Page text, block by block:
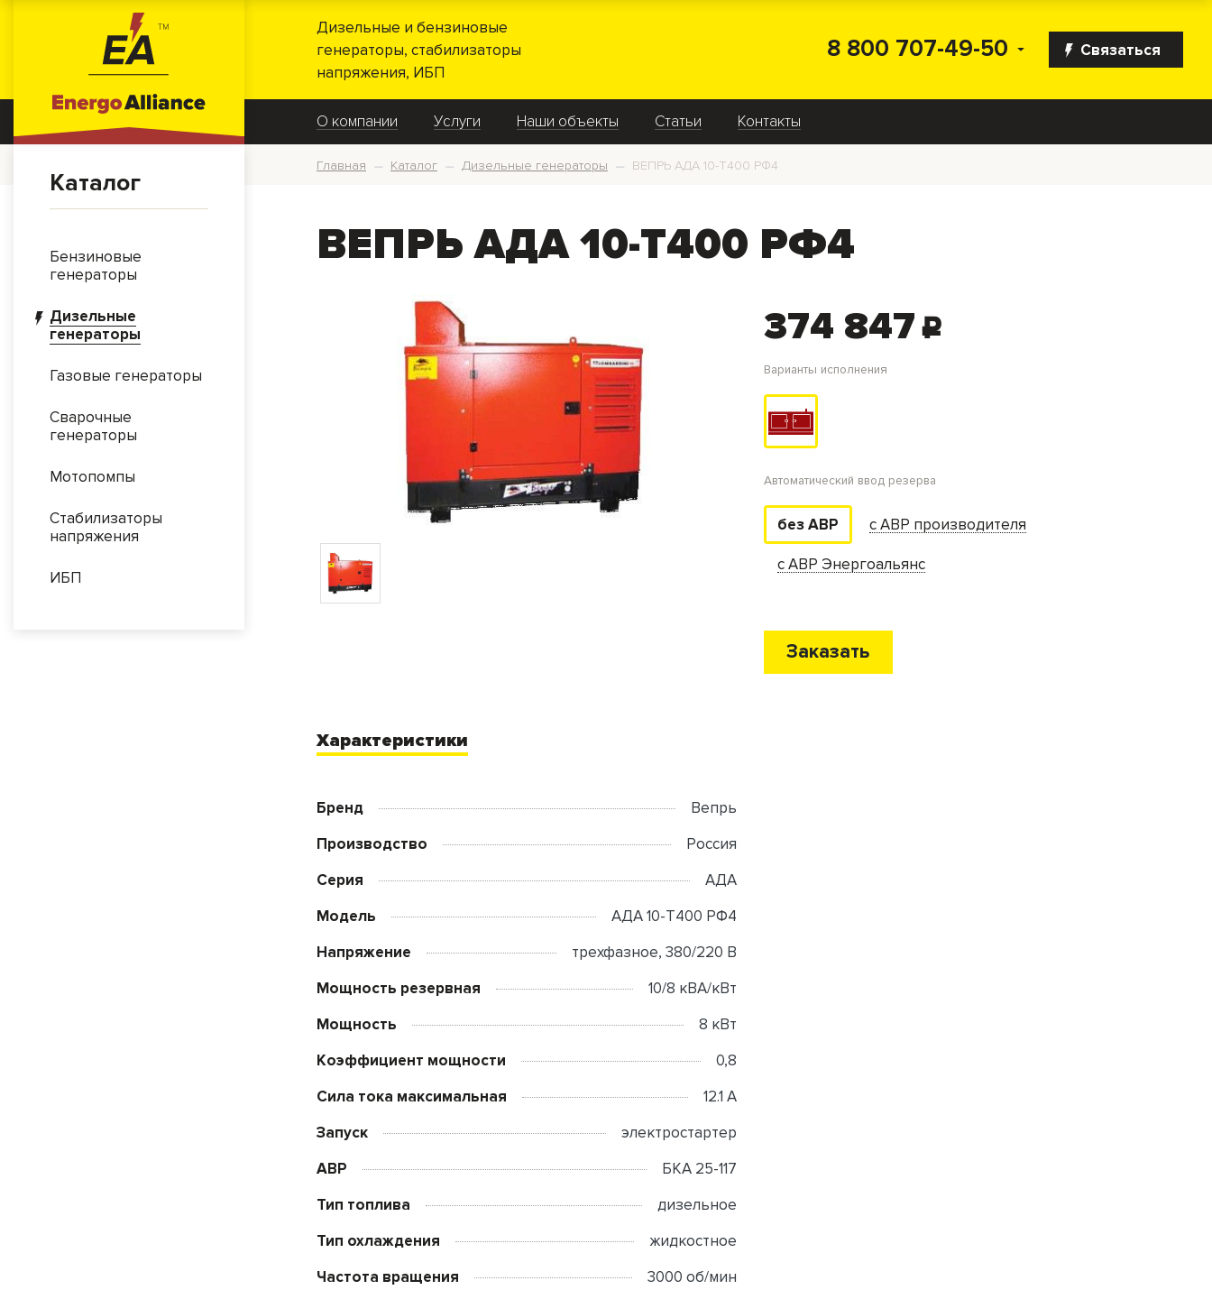
Дизельные и бензиновые
генераторы, стабилизаторы
напряжения, ИБП
Связаться
8 800 707-49-50
О компании Услуги Наши объекты Статьи Контакты
Каталог
Бензиновые
генераторы
Дизельные
генераторы
Газовые генераторы
Сварочные
генераторы
Мотопомпы
Стабилизаторы
напряжения
ИБП
Главная — Каталог — Дизельные генераторы — ВЕПРЬ АДА 10-Т400 РФ4
ВЕПРЬ АДА 10-Т400 РФ4
374 847 c
Варианты исполнения
Автоматический ввод резерва
без АВР с АВР производителя
с АВР Энергоальянс
Заказать
Характеристики
Бренд
Вепрь
Производство
Россия
Серия
АДА
Модель
АДА 10-Т400 РФ4
Напряжение
трехфазное, 380/220 В
Мощность резервная
10/8 кВА/кВт
Мощность
8 кВт
Коэффициент мощности
0,8
Сила тока максимальная
12.1 А
Запуск
электростартер
АВР
БКА 25-117
Тип топлива
дизельное
Тип охлаждения
жидкостное
Частота вращения
3000 об/мин